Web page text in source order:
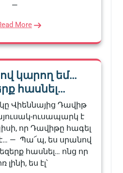
—
More
կարող եմ…
հասնել…
Վիեննայից Դավիթ
ուսապարկ է
որ Դավիթը հագել
— Պա՜պ, ես սրանով
հասնել… ոնց որ
լինի, ես էլ՝